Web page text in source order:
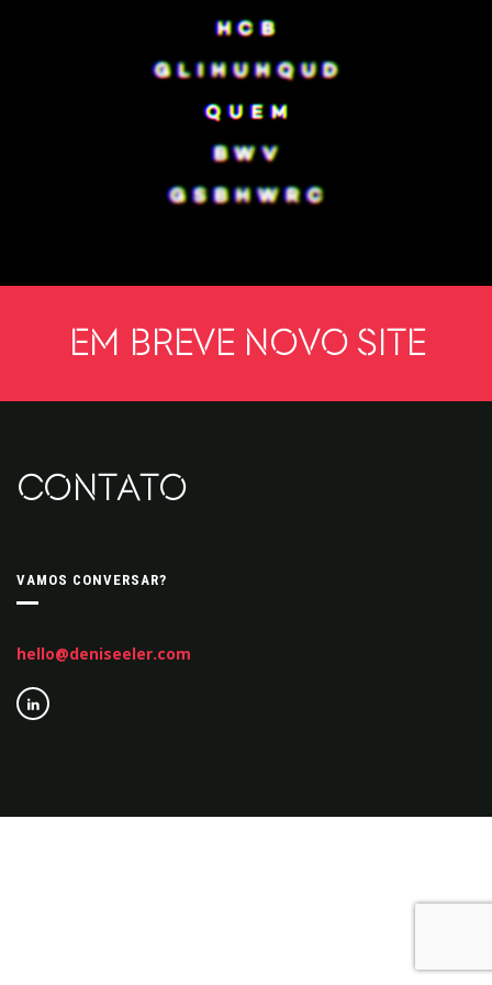
Em breve novo site
CONTATO
VAMOS CONVERSAR?
hello@deniseeler.com